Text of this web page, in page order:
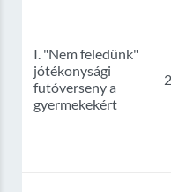
I. "Nem feledünk"
jótékonysági
futóverseny a
gyermekekért